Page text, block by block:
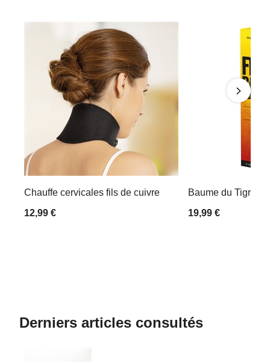
Chauffe cervicales fils de cuivre
12,99 €
Baume du Tigre
19,99 €
Derniers articles consultés